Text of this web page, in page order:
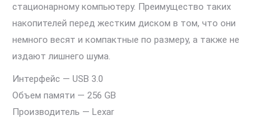
стационарному компьютеру. Преимущество таких
накопителей перед жестким диском в том, что они
немного весят и компактные по размеру, а также не
издают лишнего шума.
Интерфейс — USB 3.0
Объем памяти — 256 GB
Производитель — Lexar